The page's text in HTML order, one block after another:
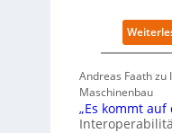
Andreas Faath
Maschinenbau
„Es kommt